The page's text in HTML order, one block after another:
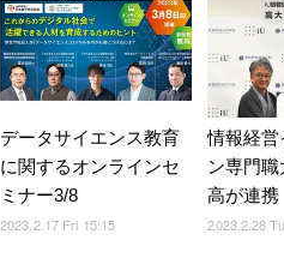
データサイエンス教育
に関するオンラインセ
ミナー3/8
2023.2.17 Fri 15:15
情報経営
ン専門
高が連携
2023.2.28